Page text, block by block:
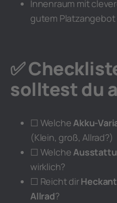
Innenraum mit
gutem Platzangebot
✅
solltest du
☐ WelcheAkku-
(Klein, groß, Allrad?)
☐ Welche
wirklich?
☐ Reicht dir
Allrad?